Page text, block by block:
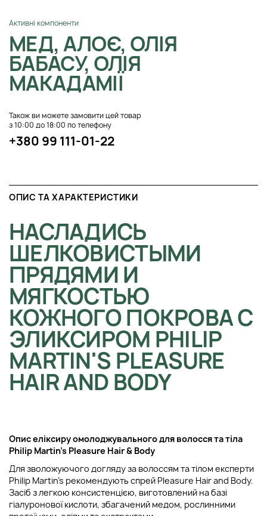
Активні компоненти
МЕД, АЛОЄ, ОЛІЯ
БАБАСУ, ОЛІЯ
МАКАДАМІЇ
Також ви можете замовити цей товар
з 10:00 до 18:00 по телефону
+380 99 111-01-22
ОПИС ТА ХАРАКТЕРИСТИКИ
НАСЛАДИСЬ
ШЕЛКОВИСТЫМИ
ПРЯДЯМИ И
МЯГКОСТЬЮ
КОЖНОГО ПОКРОВА С
ЭЛИКСИРОМ PHILIP
MARTIN'S PLEASURE
HAIR AND BODY
Опис еліксиру омолоджувального для волосся та тіла
Philip Martin's Pleasure Hair & Body
Для зволожуючого догляду за волоссям та тілом експерти
Philip Martin's рекомендують спрей Pleasure Hair and Body.
Засіб з легкою консистенцією, виготовлений на базі
гіалуронової кислоти, збагачений медом, рослинними